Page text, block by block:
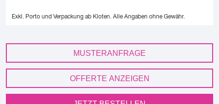
Exkl. Porto und Verpackung ab Kloten. Alle Angaben ohne Gewähr.
MUSTERANFRAGE
OFFERTE ANZEIGEN